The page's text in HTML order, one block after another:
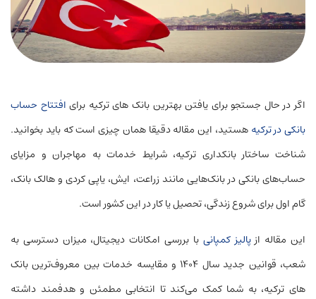
اگر در حال جستجو برای یافتن بهترین بانک‌ های ترکیه برای افتتاح حساب
بانکی در ترکیه هستید، این مقاله دقیقا همان چیزی است که باید بخوانید.
شناخت ساختار بانکداری ترکیه، شرایط خدمات به مهاجران و مزایای
حساب‌های بانکی در بانک‌هایی مانند زراعت، ایش، یاپی کردی و هالک بانک،
گام اول برای شروع زندگی، تحصیل یا کار در این کشور است.
این مقاله ازپالیز کمپانی با بررسی امکانات دیجیتال، میزان دسترسی به
شعب، قوانین جدید سال ۱۴۰۴ و مقایسه خدمات بین معروف‌ترین بانک‌
های ترکیه، به شما کمک می‌کند تا انتخابی مطمئن و هدفمند داشته